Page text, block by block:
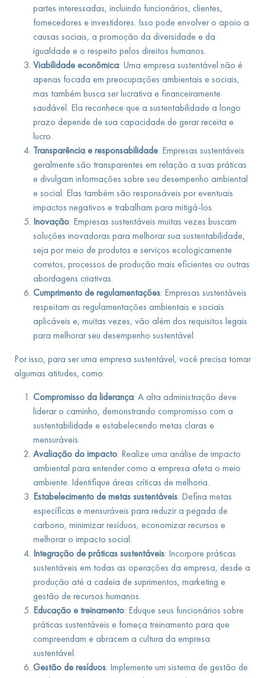
partes interessadas, incluindo funcionários, clientes,
fornecedores e investidores. Isso pode envolver o apoio a
causas sociais, a promoção da diversidade e da
igualdade e o respeito pelos direitos humanos.
Viabilidade econômica: Uma empresa sustentável não é
apenas focada em preocupações ambientais e sociais,
mas também busca ser lucrativa e financeiramente
saudável. Ela reconhece que a sustentabilidade a longo
prazo depende de sua capacidade de gerar receita e
lucro.
Transparência e responsabilidade: Empresas sustentáveis
geralmente são transparentes em relação a suas práticas
e divulgam informações sobre seu desempenho ambiental
e social. Elas também são responsáveis por eventuais
impactos negativos e trabalham para mitigá-los.
Inovação: Empresas sustentáveis muitas vezes buscam
soluções inovadoras para melhorar sua sustentabilidade,
seja por meio de produtos e serviços ecologicamente
corretos, processos de produção mais eficientes ou outras
abordagens criativas.
Cumprimento de regulamentações: Empresas sustentáveis
respeitam as regulamentações ambientais e sociais
aplicáveis e, muitas vezes, vão além dos requisitos legais
para melhorar seu desempenho sustentável.
Por isso, para ser uma empresa sustentável, você precisa tomar
algumas atitudes, como:
Compromisso da liderança: A alta administração deve
liderar o caminho, demonstrando compromisso com a
sustentabilidade e estabelecendo metas claras e
mensuráveis.
Avaliação do impacto: Realize uma análise de impacto
ambiental para entender como a empresa afeta o meio
ambiente. Identifique áreas críticas de melhoria.
Estabelecimento de metas sustentáveis: Defina metas
específicas e mensuráveis para reduzir a pegada de
carbono, minimizar resíduos, economizar recursos e
melhorar o impacto social.
Integração de práticas sustentáveis: Incorpore práticas
sustentáveis em todas as operações da empresa, desde a
produção até a cadeia de suprimentos, marketing e
gestão de recursos humanos.
Educação e treinamento: Eduque seus funcionários sobre
práticas sustentáveis e forneça treinamento para que
compreendam e abracem a cultura da empresa
sustentável.
Gestão de resíduos: Implemente um sistema de gestão de